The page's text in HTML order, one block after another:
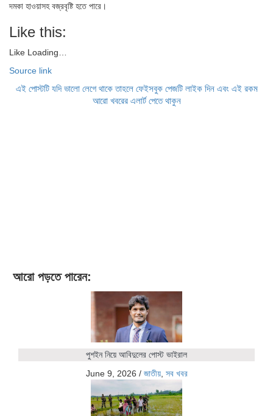
দমকা হাওয়াসহ বজ্রবৃষ্টি হতে পারে।
Like this:
Like Loading…
Source link
এই পোস্টটি যদি ভালো লেগে থাকে তাহলে ফেইসবুক পেজটি লাইক দিন এবং এই রকম
আরো খবরের এলার্ট পেতে থাকুন
আরো পড়তে পারেন:
পুশইন নিয়ে আবিদুলের পোস্ট ভাইরাল
June 9, 2026 / জাতীয়, সব খবর